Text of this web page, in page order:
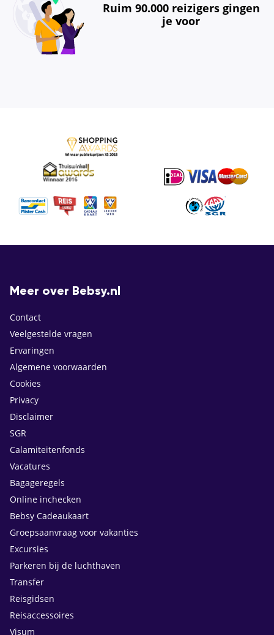
Ruim 90.000 reizigers gingen
je voor
Meer over Bebsy.nl
Contact
Veelgestelde vragen
Ervaringen
Algemene voorwaarden
Cookies
Privacy
Disclaimer
SGR
Calamiteitenfonds
Vacatures
Bagageregels
Online inchecken
Bebsy Cadeaukaart
Groepsaanvraag voor vakanties
Excursies
Parkeren bij de luchthaven
Transfer
Reisgidsen
Reisaccessoires
Visum